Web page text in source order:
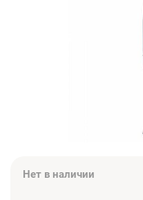
Нет в наличии